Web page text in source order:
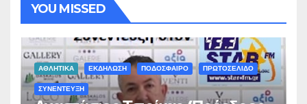
YOU MISSED
ΑΘΛΗΤΙΚΑ ΕΚΔΗΛΩΣΗ ΠΟΔΟΣΦΑΙΡΟ ΠΡΩΤΟΣΕΛΙΔΟ
ΣΥΝΕΝΤΕΥΞΗ